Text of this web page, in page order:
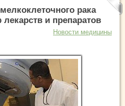
рака
и препаратов
Новости медицины